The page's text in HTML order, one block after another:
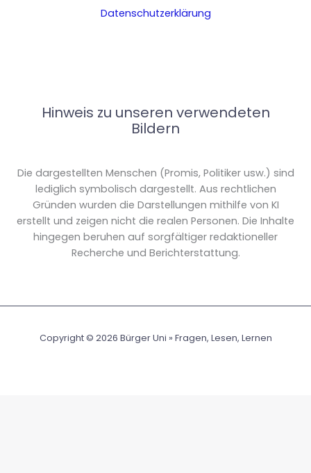
Datenschutzerklärung
Hinweis zu unseren verwendeten
Bildern
Die dargestellten Menschen (Promis, Politiker usw.) sind
lediglich symbolisch dargestellt. Aus rechtlichen
Gründen wurden die Darstellungen mithilfe von KI
erstellt und zeigen nicht die realen Personen. Die Inhalte
hingegen beruhen auf sorgfältiger redaktioneller
Recherche und Berichterstattung.
Copyright © 2026 Bürger Uni » Fragen, Lesen, Lernen